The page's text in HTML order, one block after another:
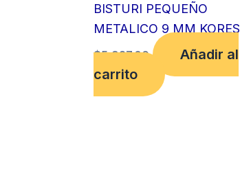
BISTURI PEQUEÑO
METALICO 9 MM KORES
$5,927.00
Añadir al
carrito